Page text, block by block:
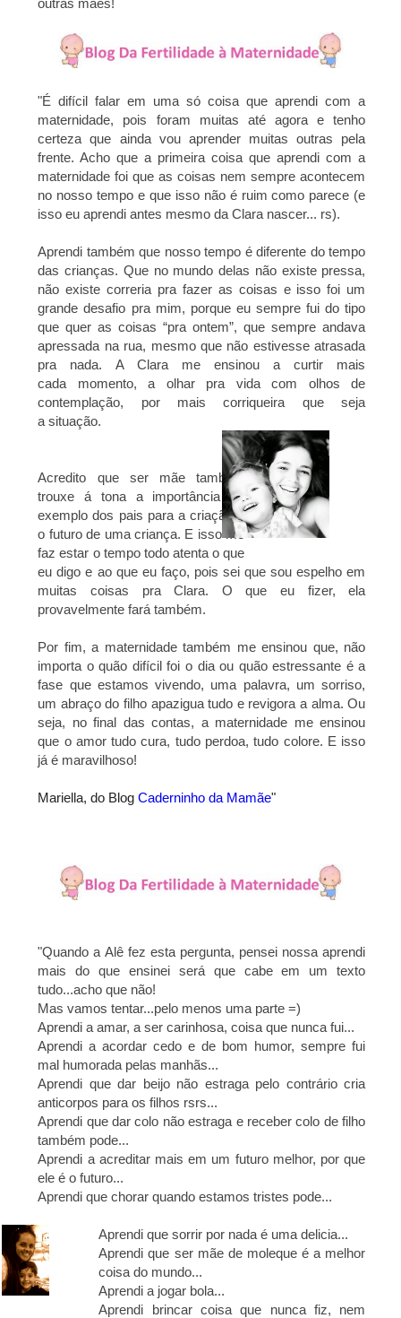
outras mães!
"É difícil falar em uma só coisa que aprendi com a
maternidade, pois foram muitas até agora etenho
certeza que ainda vou aprender muitas outras pela
frente. Acho que a primeira coisaque aprendi com a
maternidade foi que as coisas nem sempre acontecem
no nosso tempo e que isso não é ruim como parece (e
isso eu aprendi antes mesmo da Clara nascer... rs).
Aprendi também que nosso tempo é diferente do tempo
das crianças. Que no mundo delas não existe pressa,
não existe correria pra fazer as coisas e isso foi um
grande desafio pra mim, porque eu sempre fui do tipo
que quer as coisas “pra ontem”, que sempre andava
apressada na rua, mesmo que não estivesse atrasada
pra nada. A Clara me ensinou a curtir mais
cada momento, a olhar pra vida com olhos de
contemplação, por mais corriqueira que seja
asituação.
Acredito que ser mãe também
trouxe á tona a importância do
exemplo dos pais para a criaçãoe
o futuro de uma criança. E isso me
faz estar o tempo todo atenta o que
eu digo e ao que eu faço, pois sei que sou espelho em
muitas coisas pra Clara. O que eu fizer, ela
provavelmentefará também.
Por fim, a maternidade também me ensinou que, não
importa o quão difícil foi o dia ou quãoestressante é a
fase que estamos vivendo, uma palavra, um sorriso,
um abraço do filho apazigua tudo e revigora a alma. Ou
seja, no final das contas, a maternidade me ensinou
que o amor tudo cura, tudo perdoa, tudo colore. E isso
já é maravilhoso!
Mariella, do BlogCaderninho da Mamãe"
"Quando a Alê fez esta pergunta, pensei nossa aprendi
mais do que ensinei será que cabe em um texto
tudo...acho que não!
Mas vamos tentar...pelo menos uma parte =)
Aprendi a amar, a ser carinhosa, coisa que nunca fui...
Aprendi a acordar cedo e de bom humor, sempre fui
mal humorada pelas manhãs...
Aprendi que dar beijo não estraga pelo contrário cria
anticorpos para os filhos rsrs...
Aprendi que dar colo não estraga e receber colo de filho
também pode...
Aprendi a acreditar mais em um futuro melhor, por que
ele é o futuro...
Aprendi que chorar quando estamos tristes pode...
Aprendi que sorrir por nada é uma delicia...
Aprendi que ser mãe de moleque é a melhor
coisa do mundo...
Aprendi a jogar bola...
Aprendi brincar coisa que nunca fiz, nem